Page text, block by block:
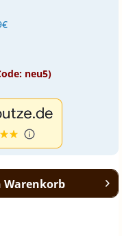
neu5)
Warenkorb